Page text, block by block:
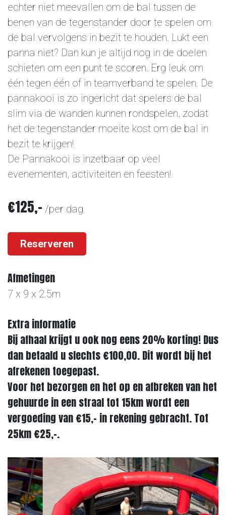
echter niet meevallen om de bal tussen de
benen van de tegenstander door te spelen om
de bal vervolgens in bezit te houden. Lukt een
panna niet? Dan kun je altijd nog in de doelen
schieten om een punt te scoren. Erg leuk om
één tegen één of in teamverband te spelen. De
pannakooi is zo ingericht dat spelers de bal
slim via de wanden kunnen rondspelen, zodat
het de tegenstander moeite kost om de bal in
bezit te krijgen!
De Pannakooi is inzetbaar op veel
evenementen, activiteiten en feesten!
€125,- /per dag
Reserveren
Afmetingen
7 x 9 x 2.5m
Extra informatie
Bij afhaal krijgt u ook nog eens 20% korting! Dus
dan betaald u slechts €100,00. Dit wordt bij het
afrekenen toegepast.
Voor het bezorgen en het op en afbreken van het
gehuurde in een straal tot 15km wordt een
vergoeding van €15,- in rekening gebracht. Tot
25km €25,-.